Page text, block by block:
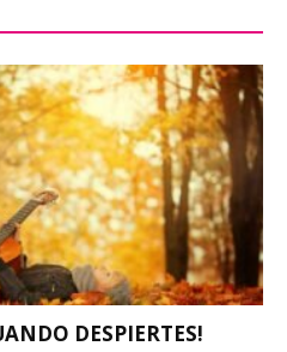
DESPIERTES!